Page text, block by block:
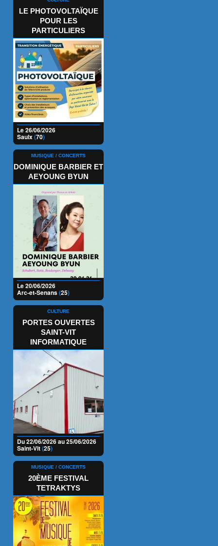
LE PHOTOVOLTAÏQUE
POUR LES
PARTICULIERS
Le 26/06/2026
Saulx(70)
MUSIQUE / CONCERTS
DOMINIQUE BARBIER ET
AEYOUNG BYUN
Le 20/06/2026
Arc-et-Senans(25)
CULTURE
PORTES OUVERTES
SAINT-VIT
INFORMATIQUE
Du 22/06/2026 au 25/06/2026
Saint-Vit(25)
MUSIQUE / CONCERTS
20ÈME FESTIVAL
TETRAKTYS